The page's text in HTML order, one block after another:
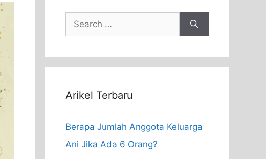
Search
for:
Arikel Terbaru
Berapa Jumlah Anggota Keluarga
Ani Jika Ada 6 Orang?